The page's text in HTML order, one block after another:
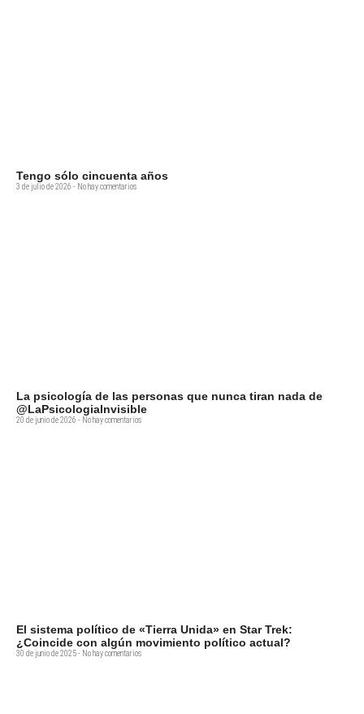
Tengo sólo cincuenta años
3 de julio de 2026 No hay comentarios
La psicología de las personas que nunca tiran nada de
@LaPsicologiaInvisible
20 de junio de 2026 No hay comentarios
El sistema político de «Tierra Unida» en Star Trek:
¿Coincide con algún movimiento político actual?
30 de junio de 2025 No hay comentarios